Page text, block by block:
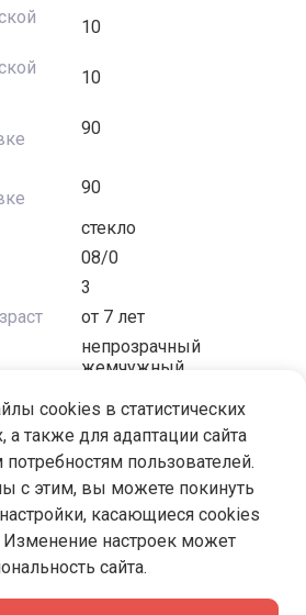
10
10
90
90
стекло
08/0
3
от 7 лет
непрозрачный
жемчужный
cookies в статистических
также для адаптации сайта
пользователей.
с этим, вы можете покинуть
касающиеся cookies
настроек может
сайта.